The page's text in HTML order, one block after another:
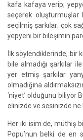
kafa kafaya verip;
seçerek oluşturmuşlar
seçilmiş şarkılar; çok
yepyeni bir bileşimin
İlk söylendiklerinde, bir
bile almadığı şarkılar
yer etmiş şarkılar
olmadığına
‘niyet’ olduğunu biliyor
elinizde ve sesinizde ne
Her iki isim de, müthiş
Popu’nun belki de en